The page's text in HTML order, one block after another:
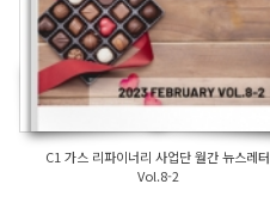
C1 가스 리파이너리 사업단 월간 뉴스레터
Vol.8-2